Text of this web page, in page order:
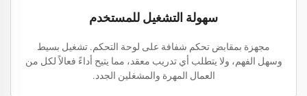
سهولة التشغيل للمستخدم
مجهزة بمقابض تحكم شفافة على لوحة التحكم. تشغيل بسيط
وسهل الفهم، ولا يتطلب أي تدريب معقد، مما يتيح أداءً فعالاً لكل من
العمال المهرة والمشغلين الجدد.